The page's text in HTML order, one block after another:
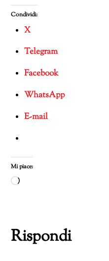
Condividi:
X
Telegram
Facebook
WhatsApp
E-mail
Mi piace:
Caricamento
Rispondi